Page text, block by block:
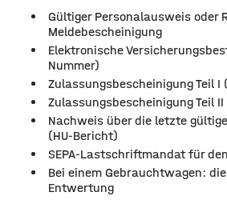
Gültiger Personalausweis oder
Meldebescheinigung
Elektronische
Nummer)
Zulassungsbescheinigung Teil I
Zulassungsbescheinigung Teil
Nachweis über die letzte
(HU-Bericht)
SEPA-Lastschriftmandat für
Bei einem Gebrauchtwagen:
Entwertung